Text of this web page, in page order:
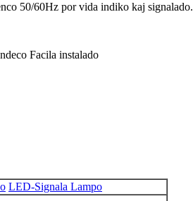
50/60Hz por vida indiko kaj signalado.
Facila instalado
LED-Signala Lampo